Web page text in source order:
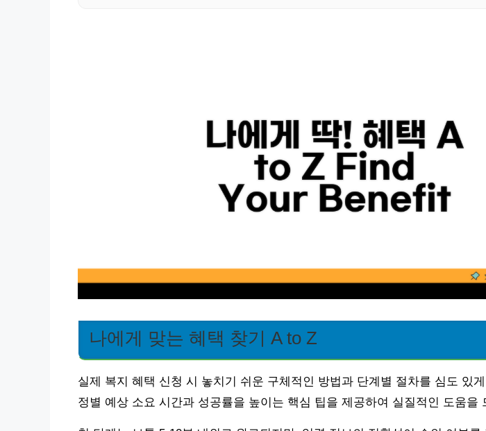
나에게 맞는 혜택 찾기 A to Z
실제 복지 혜택 신청 시 놓치기 쉬운 구체적인 방법과 단계별 절차를 심도 있
정별 예상 소요 시간과 성공률을 높이는 핵심 팁을 제공하여 실질적인 도움을